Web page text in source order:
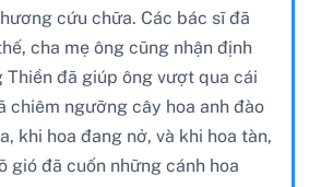
cứu chữa. Các bác sĩ đã
cha mẹ ông cũng nhận định
Thiền đã giúp ông vượt qua cái
chiêm ngưỡng cây hoa anh đào
khi hoa đang nở, và khi hoa tàn,
gió đã cuốn những cánh hoa